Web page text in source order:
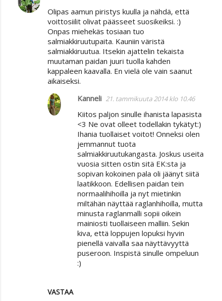
Olipas aamun piristys kuulla ja nähdä, että
voittosiilit olivat päässeet suosikeiksi. :)
Onpas miehekäs tosiaan tuo
salmiakkiruutupaita. Kauniin väristä
salmiakkiruutua. Itsekin ajattelin tekaista
muutaman paidan juuri tuolla kahden
kappaleen kaavalla. En vielä ole vain saanut
aikaiseksi.
VASTAA
Kanneli 21. tammikuuta 2014 klo 10.46
Kiitos paljon sinulle ihanista lapasista
<3 Ne ovat olleet todellakin tykätyt:)
Ihania tuollaiset voitot! Onneksi olen
jemmannut tuota
salmiakkiruutukangasta. Joskus useita
vuosia sitten ostin sitä EK:sta ja
sopivan kokoinen pala oli jäänyt siitä
laatikkoon. Edellisen paidan tein
normaalihihoilla ja nyt mietinkin
miltähän näyttää raglanhihoilla, mutta
minusta raglanmalli sopii oikein
mainiosti tuollaiseen malliin. Sekin
kiva, että loppujen lopuksi hyvin
pienellä vaivalla saa näyttävyyttä
puseroon. Inspistä sinulle ompeluun
:)